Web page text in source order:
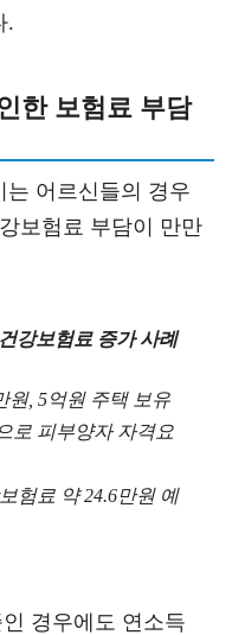
.
한 보험료 부담
어르신들의 경우
보험료 부담이 만만
강보험료 증가 사례
원, 5억원 주택 보유
로 피부양자 자격요
험료 약 24.6만원 예
경우에도 연소득